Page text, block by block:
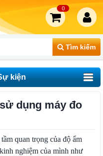
Tìm kiếm
0
kiện
dụng máy đo
quan trọng của độ ẩm
nghiệm của mình như